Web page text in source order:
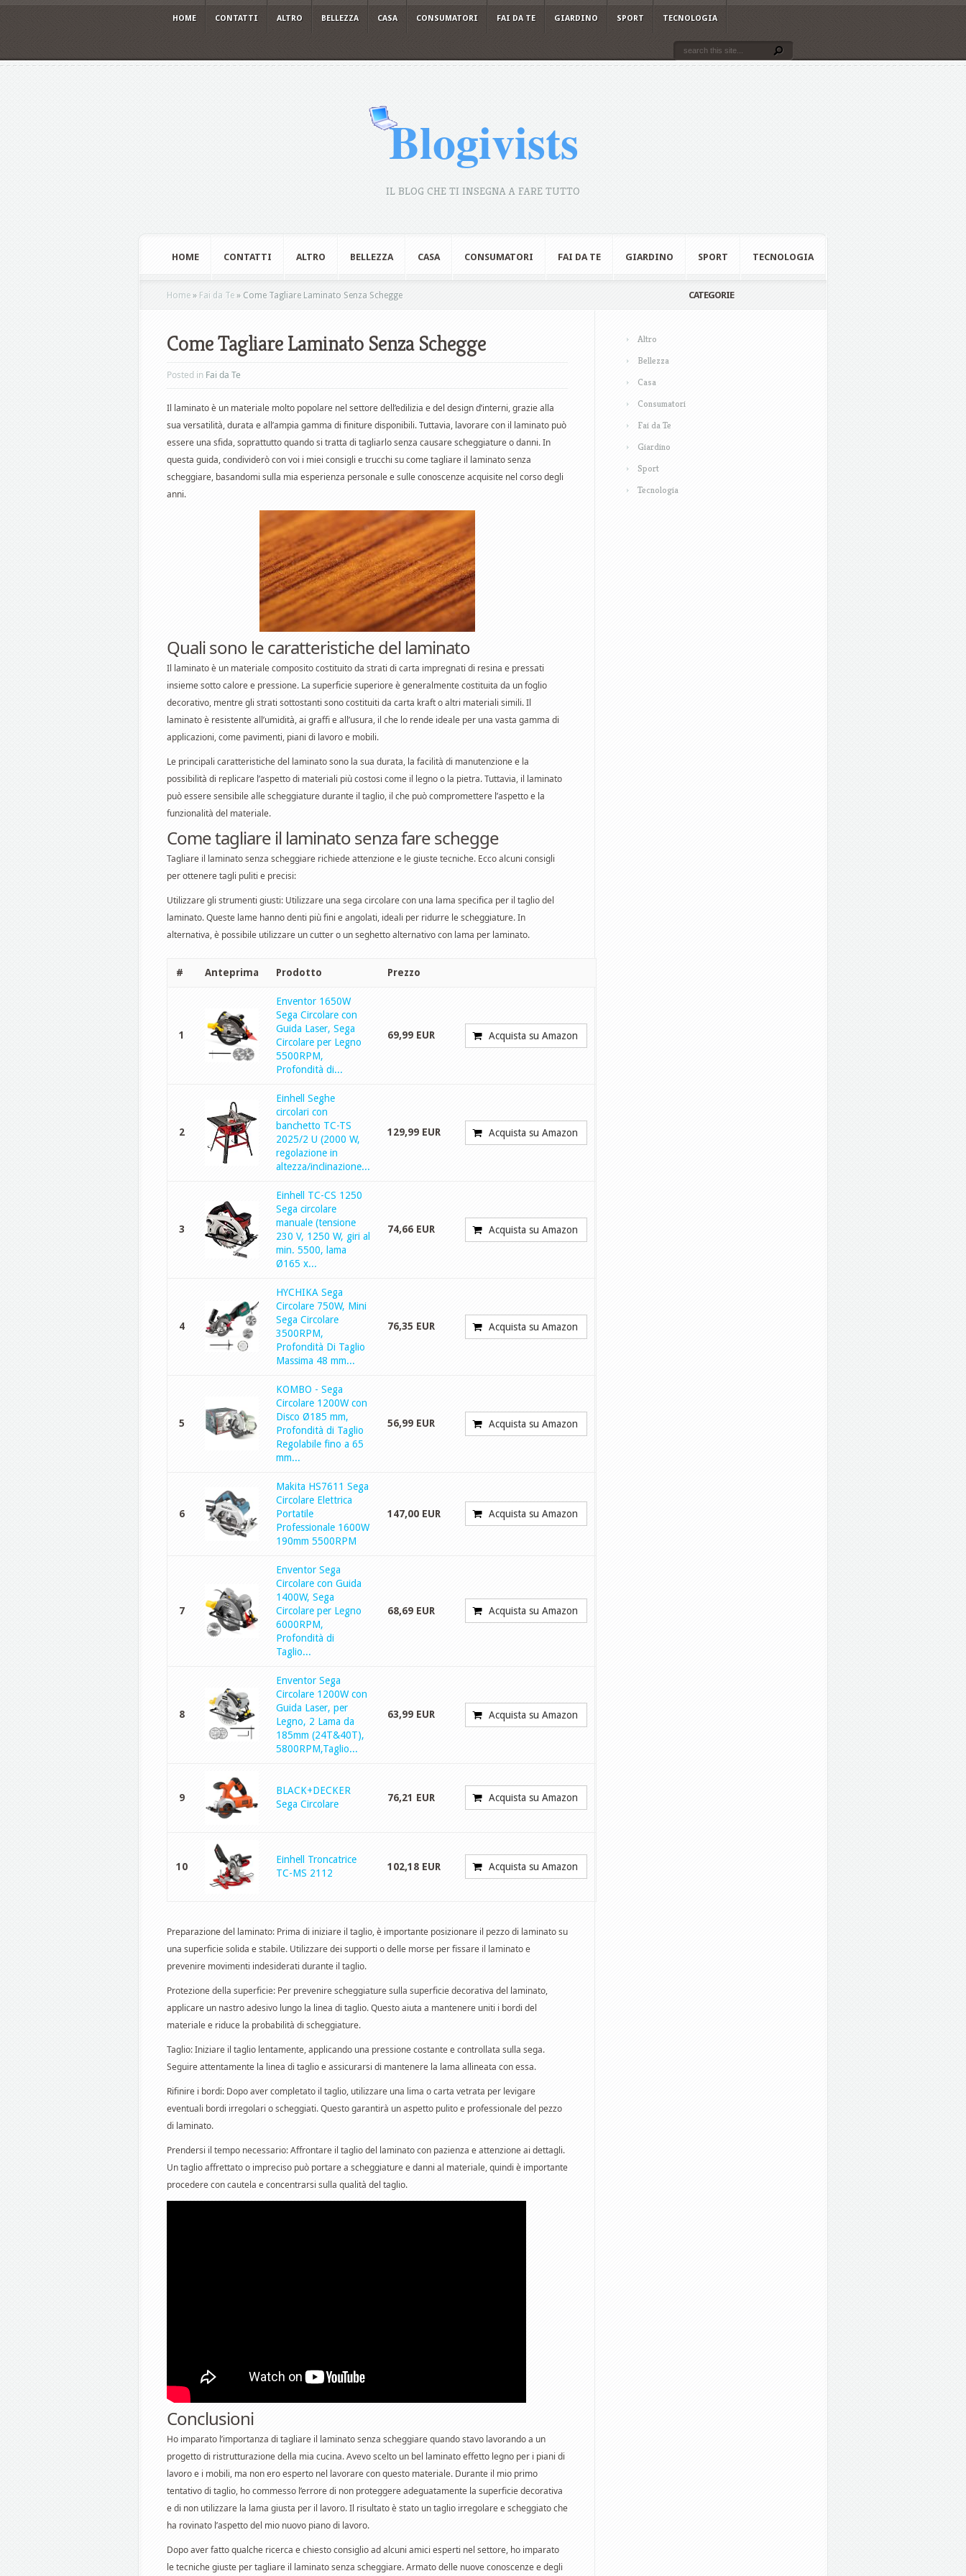
HOME CONTATTI ALTRO BELLEZZA CASA CONSUMATORI FAI DA TE GIARDINO SPORT TECNOLOGIA
IL BLOG CHE TI INSEGNA A FARE TUTTO
HOME CONTATTI ALTRO BELLEZZA CASA CONSUMATORI FAI DA TE GIARDINO SPORT TECNOLOGIA
Home » Fai da Te » Come Tagliare Laminato Senza Schegge
Come Tagliare Laminato Senza Schegge
Posted in Fai da Te
Il laminato è un materiale molto popolare nel settore dell’edilizia e del design d’interni, grazie alla
sua versatilità, durata e all’ampia gamma di finiture disponibili. Tuttavia, lavorare con il laminato può
essere una sfida, soprattutto quando si tratta di tagliarlo senza causare scheggiature o danni. In
questa guida, condividerò con voi i miei consigli e trucchi su come tagliare il laminato senza
scheggiare, basandomi sulla mia esperienza personale e sulle conoscenze acquisite nel corso degli
anni.
Quali sono le caratteristiche del laminato
Il laminato è un materiale composito costituito da strati di carta impregnati di resina e pressati
insieme sotto calore e pressione. La superficie superiore è generalmente costituita da un foglio
decorativo, mentre gli strati sottostanti sono costituiti da carta kraft o altri materiali simili. Il
laminato è resistente all’umidità, ai graffi e all’usura, il che lo rende ideale per una vasta gamma di
applicazioni, come pavimenti, piani di lavoro e mobili.
Le principali caratteristiche del laminato sono la sua durata, la facilità di manutenzione e la
possibilità di replicare l’aspetto di materiali più costosi come il legno o la pietra. Tuttavia, il laminato
può essere sensibile alle scheggiature durante il taglio, il che può compromettere l’aspetto e la
funzionalità del materiale.
Come tagliare il laminato senza fare schegge
Tagliare il laminato senza scheggiare richiede attenzione e le giuste tecniche. Ecco alcuni consigli
per ottenere tagli puliti e precisi:
Utilizzare gli strumenti giusti: Utilizzare una sega circolare con una lama specifica per il taglio del
laminato. Queste lame hanno denti più fini e angolati, ideali per ridurre le scheggiature. In
alternativa, è possibile utilizzare un cutter o un seghetto alternativo con lama per laminato.
# Anteprima Prodotto Prezzo
1
Enventor 1650W
Sega Circolare con
Guida Laser, Sega
Circolare per Legno
5500RPM,
Profondità di...
69,99 EUR Acquista su Amazon
2
Einhell Seghe
circolari con
banchetto TC-TS
2025/2 U (2000 W,
regolazione in
altezza/inclinazione...
129,99 EUR Acquista su Amazon
3
Einhell TC-CS 1250
Sega circolare
manuale (tensione
230 V, 1250 W, giri al
min. 5500, lama
Ø165 x...
74,66 EUR Acquista su Amazon
4
HYCHIKA Sega
Circolare 750W, Mini
Sega Circolare
3500RPM,
Profondità Di Taglio
Massima 48 mm...
76,35 EUR Acquista su Amazon
5
KOMBO - Sega
Circolare 1200W con
Disco Ø185 mm,
Profondità di Taglio
Regolabile fino a 65
mm...
56,99 EUR Acquista su Amazon
6
Makita HS7611 Sega
Circolare Elettrica
Portatile
Professionale 1600W
190mm 5500RPM
147,00 EUR Acquista su Amazon
7
Enventor Sega
Circolare con Guida
1400W, Sega
Circolare per Legno
6000RPM,
Profondità di
Taglio...
68,69 EUR Acquista su Amazon
8
Enventor Sega
Circolare 1200W con
Guida Laser, per
Legno, 2 Lama da
185mm (24T&40T),
5800RPM,Taglio...
63,99 EUR Acquista su Amazon
9
BLACK+DECKER
Sega Circolare
76,21 EUR Acquista su Amazon
10
Einhell Troncatrice
TC-MS 2112
102,18 EUR Acquista su Amazon
Preparazione del laminato: Prima di iniziare il taglio, è importante posizionare il pezzo di laminato su
una superficie solida e stabile. Utilizzare dei supporti o delle morse per fissare il laminato e
prevenire movimenti indesiderati durante il taglio.
Protezione della superficie: Per prevenire scheggiature sulla superficie decorativa del laminato,
applicare un nastro adesivo lungo la linea di taglio. Questo aiuta a mantenere uniti i bordi del
materiale e riduce la probabilità di scheggiature.
Taglio: Iniziare il taglio lentamente, applicando una pressione costante e controllata sulla sega.
Seguire attentamente la linea di taglio e assicurarsi di mantenere la lama allineata con essa.
Rifinire i bordi: Dopo aver completato il taglio, utilizzare una lima o carta vetrata per levigare
eventuali bordi irregolari o scheggiati. Questo garantirà un aspetto pulito e professionale del pezzo
di laminato.
Prendersi il tempo necessario: Affrontare il taglio del laminato con pazienza e attenzione ai dettagli.
Un taglio affrettato o impreciso può portare a scheggiature e danni al materiale, quindi è importante
procedere con cautela e concentrarsi sulla qualità del taglio.
Conclusioni
Ho imparato l’importanza di tagliare il laminato senza scheggiare quando stavo lavorando a un
progetto di ristrutturazione della mia cucina. Avevo scelto un bel laminato effetto legno per i piani di
lavoro e i mobili, ma non ero esperto nel lavorare con questo materiale. Durante il mio primo
tentativo di taglio, ho commesso l’errore di non proteggere adeguatamente la superficie decorativa
e di non utilizzare la lama giusta per il lavoro. Il risultato è stato un taglio irregolare e scheggiato che
ha rovinato l’aspetto del mio nuovo piano di lavoro.
Dopo aver fatto qualche ricerca e chiesto consiglio ad alcuni amici esperti nel settore, ho imparato
le tecniche giuste per tagliare il laminato senza scheggiare. Armato delle nuove conoscenze e degli
CATEGORIE
Altro
Bellezza
Casa
Consumatori
Fai da Te
Giardino
Sport
Tecnologia